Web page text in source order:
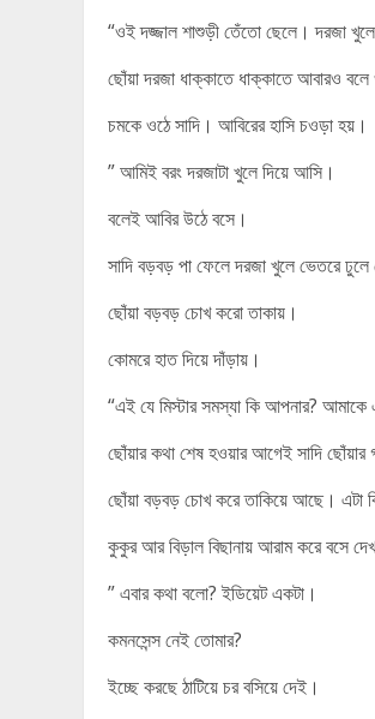
“ওই দজ্জাল শাশুড়ী তেঁতো ছেলে। দরজা
ছোঁয়া দরজা ধাক্কাতে ধাক্কাতে আবারও বলে
চমকে ওঠে সাদি। আবিরের হাসি চওড়া হয়।
” আমিই বরং দরজাটা খুলে দিয়ে আসি।
বলেই আবির উঠে বসে।
সাদি বড়বড় পা ফেলে দরজা খুলে ভেতরে
ছোঁয়া বড়বড় চোখ করো তাকায়।
কোমরে হাত দিয়ে দাঁড়ায়।
“এই যে মিস্টার সমস্যা কি আপনার? আমাকে
ছোঁয়ার কথা শেষ হওয়ার আগেই সাদি ছোঁয়ার
ছোঁয়া বড়বড় চোখ করে তাকিয়ে আছে। এটা
কুকুর আর বিড়াল বিছানায় আরাম করে বসে
” এবার কথা বলো? ইডিয়েট একটা।
কমনসেন্স নেই তোমার?
ইচ্ছে করছে ঠাটিয়ে চর বসিয়ে দেই।